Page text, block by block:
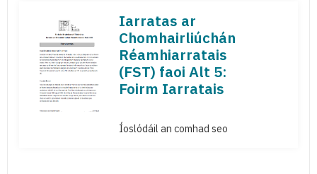
Iarratas ar
Chomhairliúchán
Réamhiarratais
(FST) faoi Alt 5:
Foirm Iarratais
Íoslódáil an comhad seo